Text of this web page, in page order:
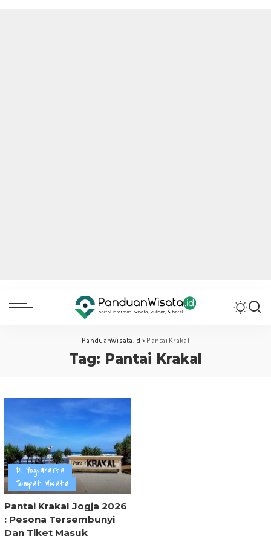
PanduanWisata.id > Pantai Krakal
Tag: Pantai Krakal
DI Yogyakarta
Tempat Wisata
Pantai Krakal Jogja 2026
: Pesona Tersembunyi
Dan Tiket Masuk